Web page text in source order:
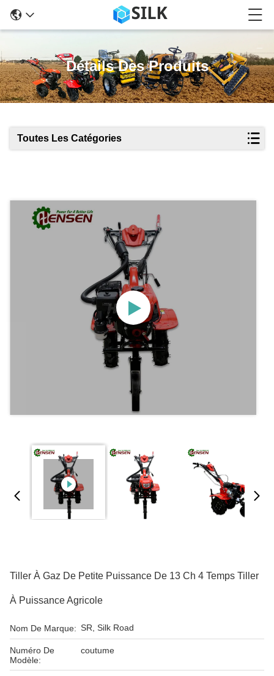
Détails Des Produits
Toutes Les Catégories
Tiller À Gaz De Petite Puissance De 13 Ch 4 Temps Tiller
À Puissance Agricole
Nom De Marque: SR, Silk Road
Numéro De
Modèle:
coutume